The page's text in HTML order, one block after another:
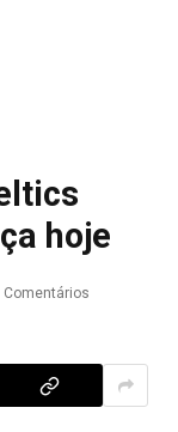
hoje
Comentários